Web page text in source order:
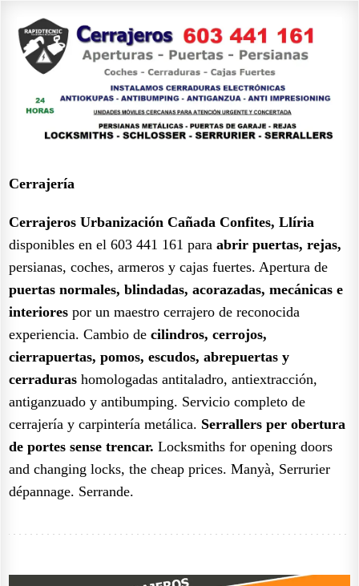
Cerrajería
Cerrajeros Urbanización Cañada Confites, Llíria
disponibles en el 603 441 161 para abrir puertas, rejas,
persianas, coches, armeros y cajas fuertes. Apertura de
puertas normales, blindadas, acorazadas, mecánicas e
interiores por un maestro cerrajero de reconocida
experiencia. Cambio de cilindros, cerrojos,
cierrapuertas, pomos, escudos, abrepuertas y
cerraduras homologadas antitaladro, antiextracción,
antiganzuado y antibumping. Servicio completo de
cerrajería y carpintería metálica. Serrallers per obertura
de portes sense trencar. Locksmiths for opening doors
and changing locks, the cheap prices. Manyà, Serrurier
dépannage. Serrande.